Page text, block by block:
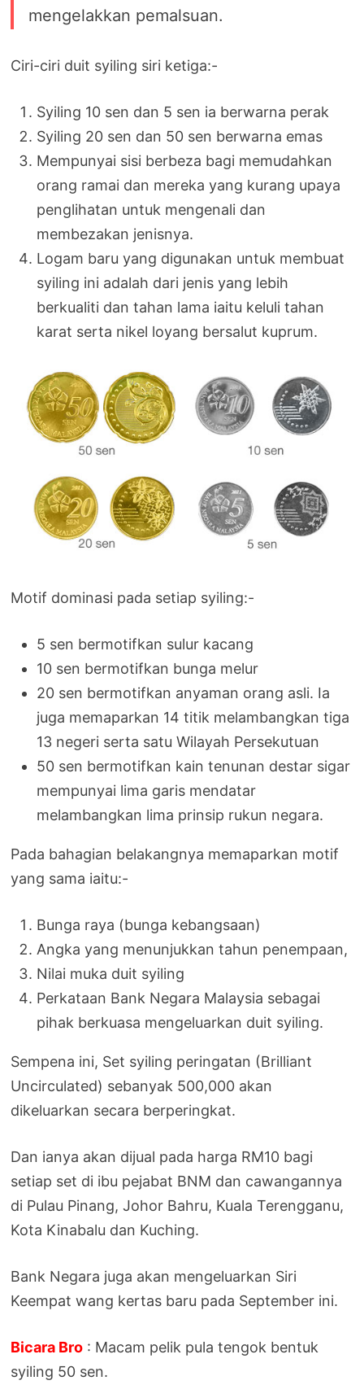
mengelakkan pemalsuan.
Ciri-ciri duit syiling siri ketiga:-
Syiling 10 sen dan 5 sen ia berwarna perak
Syiling 20 sen dan 50 sen berwarna emas
Mempunyai sisi berbeza bagi memudahkan
orang ramai dan mereka yang kurang upaya
penglihatan untuk mengenali dan
membezakan jenisnya.
Logam baru yang digunakan untuk membuat
syiling ini adalah dari jenis yang lebih
berkualiti dan tahan lama iaitu keluli tahan
karat serta nikel loyang bersalut kuprum.
Motif dominasi pada setiap syiling:-
5 sen bermotifkan sulur kacang
10 sen bermotifkan bunga melur
20 sen bermotifkan anyaman orang asli. Ia
juga memaparkan 14 titik melambangkan tiga
13 negeri serta satu Wilayah Persekutuan
50 sen bermotifkan kain tenunan destar sigar
mempunyai lima garis mendatar
melambangkan lima prinsip rukun negara.
Pada bahagian belakangnya memaparkan motif
yang sama iaitu:-
Bunga raya (bunga kebangsaan)
Angka yang menunjukkan tahun penempaan,
Nilai muka duit syiling
Perkataan Bank Negara Malaysia sebagai
pihak berkuasa mengeluarkan duit syiling.
Sempena ini, Set syiling peringatan (Brilliant
Uncirculated) sebanyak 500,000 akan
dikeluarkan secara berperingkat.
Dan ianya akan dijual pada harga RM10 bagi
setiap set di ibu pejabat BNM dan cawangannya
di Pulau Pinang, Johor Bahru, Kuala Terengganu,
Kota Kinabalu dan Kuching.
Bank Negara juga akan mengeluarkan Siri
Keempat wang kertas baru pada September ini.
Bicara Bro : Macam pelik pula tengok bentuk
syiling 50 sen.